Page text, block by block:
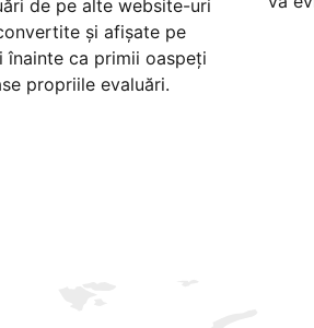
de pe alte website-uri
și afișate pe
înainte ca primii oaspeți
propriile evaluări.